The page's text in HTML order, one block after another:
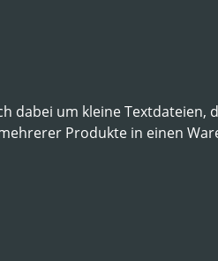
dabei um kleine
Produkte in einen